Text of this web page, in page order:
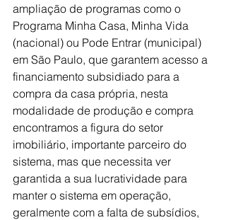
ampliação de programas como o
Programa Minha Casa, Minha Vida
(nacional) ou Pode Entrar (municipal)
em São Paulo, que garantem acesso a
financiamento subsidiado para a
compra da casa própria, nesta
modalidade de produção e compra
encontramos a figura do setor
imobiliário, importante parceiro do
sistema, mas que necessita ver
garantida a sua lucratividade para
manter o sistema em operação,
geralmente com a falta de subsídios,